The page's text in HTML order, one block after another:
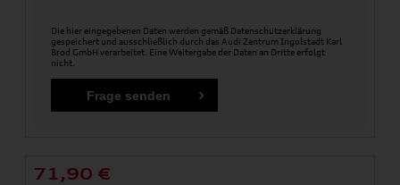
Die hier eingegebenen Daten werden gemäß Datenschutzerklärung
gespeichert und ausschließlich durch das Audi Zentrum Ingolstadt Karl
Brod GmbH verarbeitet. Eine Weitergabe der Daten an Dritte erfolgt
nicht.
71,90 €